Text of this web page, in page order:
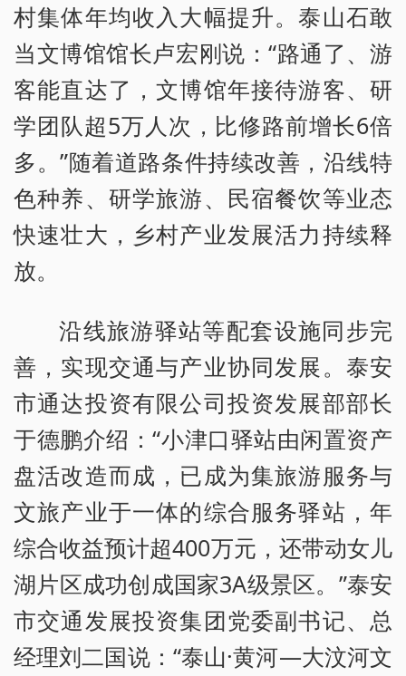
村集体年均收入大幅提升。泰山石敢
当文博馆馆长卢宏刚说：“路通了、游
客能直达了，文博馆年接待游客、研
学团队超5万人次，比修路前增长6倍
多。”随着道路条件持续改善，沿线特
色种养、研学旅游、民宿餐饮等业态
快速壮大，乡村产业发展活力持续释
放。
沿线旅游驿站等配套设施同步完
善，实现交通与产业协同发展。泰安
市通达投资有限公司投资发展部部长
于德鹏介绍：“小津口驿站由闲置资产
盘活改造而成，已成为集旅游服务与
文旅产业于一体的综合服务驿站，年
综合收益预计超400万元，还带动女儿
湖片区成功创成国家3A级景区。”泰安
市交通发展投资集团党委副书记、总
经理刘二国说：“泰山·黄河—大汶河文